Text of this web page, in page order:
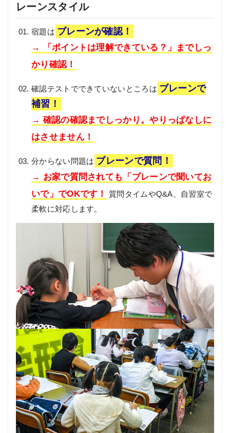
レーンスタイル
宿題は ブレーンが確認！
→ 「ポイントは理解できている？」までしっ
かり確認！
確認テストでできていないところは ブレーンで
補習！
→ 確認の確認までしっかり。やりっぱなしに
はさせません！
分からない問題は ブレーンで質問！
→ お家で質問されても「ブレーンで聞いてお
いで」でOKです！
質問タイムやQ&A、自習室で
柔軟に対応します。